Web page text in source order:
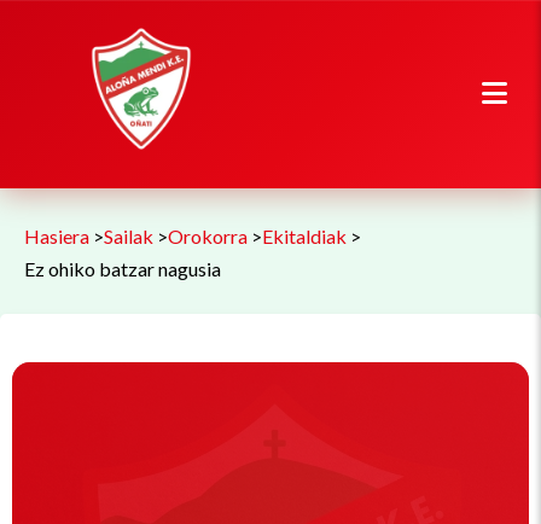
Hasiera >Sailak >Orokorra >Ekitaldiak >
Ez ohiko batzar nagusia